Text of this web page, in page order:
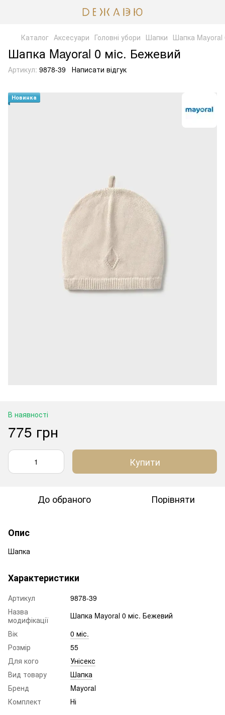
Каталог Аксесуари Головні убори Шапки Шапка Mayoral
Шапка Mayoral 0 міс. Бежевий
Артикул: 9878-39 Написати відгук
Новинка
В наявності
775 грн
Купити
До обраного Порівняти
Опис
Шапка
Характеристики
Артикул
9878-39
Назва
модифікації
Шапка Mayoral 0 міс. Бежевий
Вік
0 міс.
Розмір
55
Для кого
Унісекс
Вид товару
Шапка
Бренд
Mayoral
Комплект
Ні